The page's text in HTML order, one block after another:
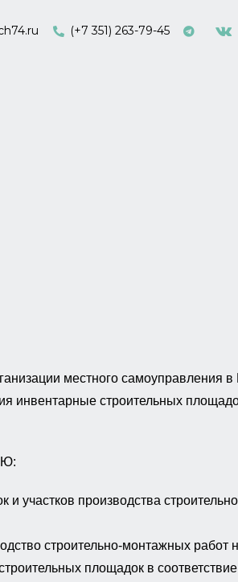
(+7 351) 263-79-45
местного самоуправления
строительных
производства
строительно-монтажных работ
площадок в